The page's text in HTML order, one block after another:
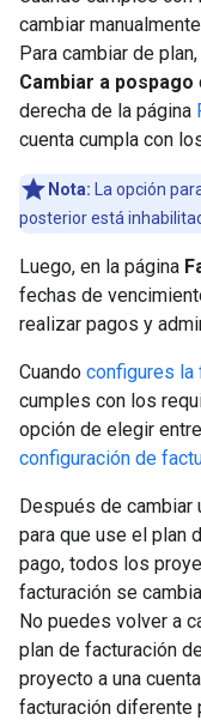
cambiar
Para cambiar de
Cambiar a pospago
derecha de la página
cuenta cumpla con
Nota: La opción
posterior está
Luego, en la página
fechas de
realizar pagos y
Cuando configures la
cumples con los
opción de elegir
configuración de
Después de cambiar
para que use el plan
pago, todos los
facturación se
No puedes volver a
plan de facturación
proyecto a una
facturación diferente